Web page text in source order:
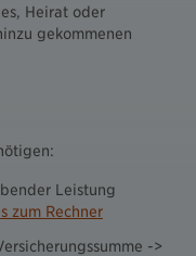
Heirat oder
gekommenen
Leistung
zum Rechner
->